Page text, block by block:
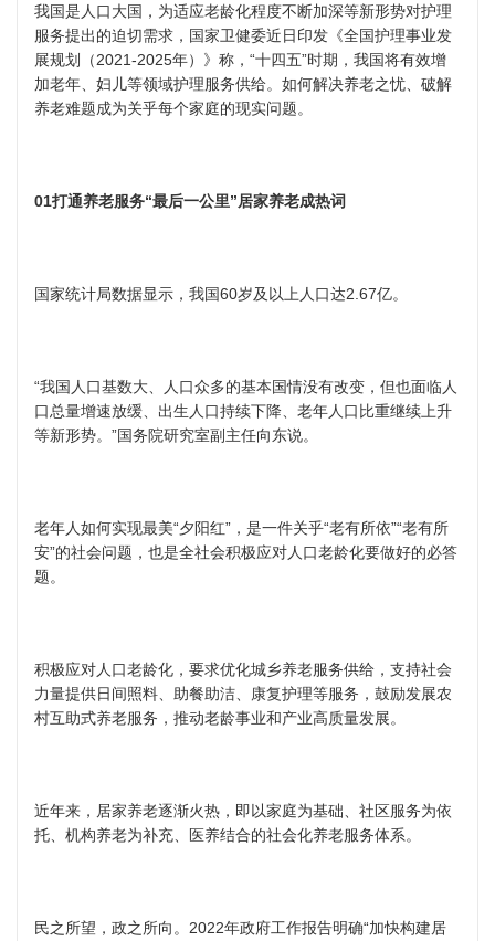
我国是人口大国，为适应老龄化程度不断加深等新形势对护理
服务提出的迫切需求，国家卫健委近日印发《全国护理事业发
展规划（2021-2025年）》称，“十四五”时期，我国将有效增
加老年、妇儿等领域护理服务供给。如何解决养老之忧、破解
养老难题成为关乎每个家庭的现实问题。
01打通养老服务“最后一公里”居家养老成热词
国家统计局数据显示，我国60岁及以上人口达2.67亿。
“我国人口基数大、人口众多的基本国情没有改变，但也面临人
口总量增速放缓、出生人口持续下降、老年人口比重继续上升
等新形势。”国务院研究室副主任向东说。
老年人如何实现最美“夕阳红”，是一件关乎“老有所依”“老有所
安”的社会问题，也是全社会积极应对人口老龄化要做好的必答
题。
积极应对人口老龄化，要求优化城乡养老服务供给，支持社会
力量提供日间照料、助餐助洁、康复护理等服务，鼓励发展农
村互助式养老服务，推动老龄事业和产业高质量发展。
近年来，居家养老逐渐火热，即以家庭为基础、社区服务为依
托、机构养老为补充、医养结合的社会化养老服务体系。
民之所望，政之所向。2022年政府工作报告明确“加快构建居